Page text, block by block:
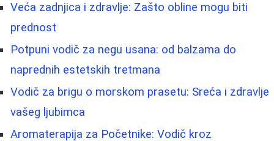
Veća zadnjica i zdravlje: Zašto obline mogu biti
prednost
Potpuni vodič za negu usana: od balzama do
naprednih estetskih tretmana
Vodič za brigu o morskom prasetu: Sreća i zdravlje
vašeg ljubimca
Aromaterapija za Početnike: Vodič kroz